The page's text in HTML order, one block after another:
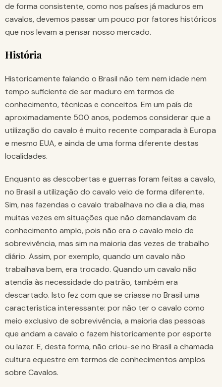
de forma consistente, como nos países já maduros em
cavalos, devemos passar um pouco por fatores históricos
que nos levam a pensar nosso mercado.
História
Historicamente falando o Brasil não tem nem idade nem
tempo suficiente de ser maduro em termos de
conhecimento, técnicas e conceitos. Em um país de
aproximadamente 500 anos, podemos considerar que a
utilização do cavalo é muito recente comparada à Europa
e mesmo EUA, e ainda de uma forma diferente destas
localidades.
Enquanto as descobertas e guerras foram feitas a cavalo,
no Brasil a utilização do cavalo veio de forma diferente.
Sim, nas fazendas o cavalo trabalhava no dia a dia, mas
muitas vezes em situações que não demandavam de
conhecimento amplo, pois não era o cavalo meio de
sobrevivência, mas sim na maioria das vezes de trabalho
diário. Assim, por exemplo, quando um cavalo não
trabalhava bem, era trocado. Quando um cavalo não
atendia às necessidade do patrão, também era
descartado. Isto fez com que se criasse no Brasil uma
característica interessante: por não ter o cavalo como
meio exclusivo de sobrevivência, a maioria das pessoas
que andam a cavalo o fazem historicamente por esporte
ou lazer. E, desta forma, não criou-se no Brasil a chamada
cultura equestre em termos de conhecimentos amplos
sobre Cavalos.